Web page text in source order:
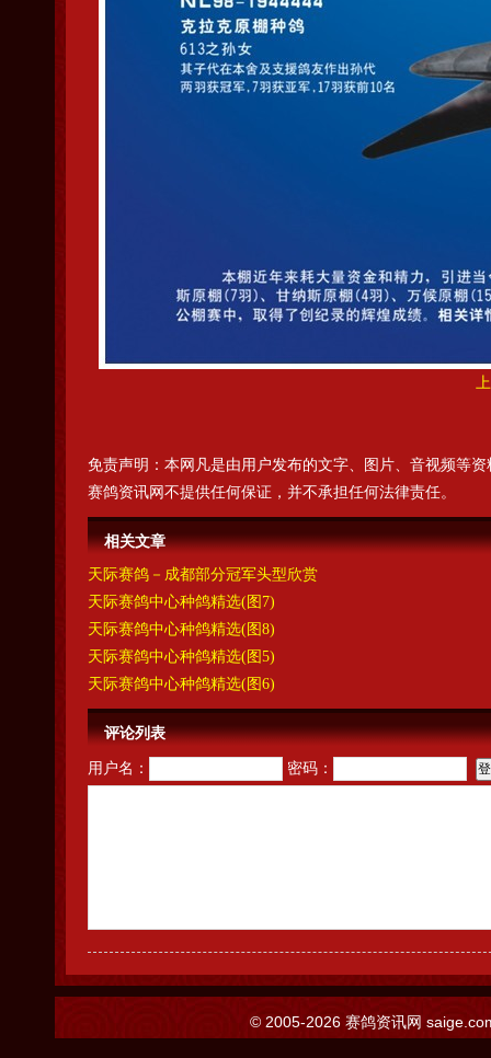
免责声明：本网凡是由用户发布的文字、图片、音视频等
赛鸽资讯网不提供任何保证，并不承担任何法律责任。
相关文章
天际赛鸽－成都部分冠军头型欣赏
天际赛鸽中心种鸽精选(图7)
天际赛鸽中心种鸽精选(图8)
天际赛鸽中心种鸽精选(图5)
天际赛鸽中心种鸽精选(图6)
评论列表
用户名： 密码：
© 2005-2026 赛鸽资讯网